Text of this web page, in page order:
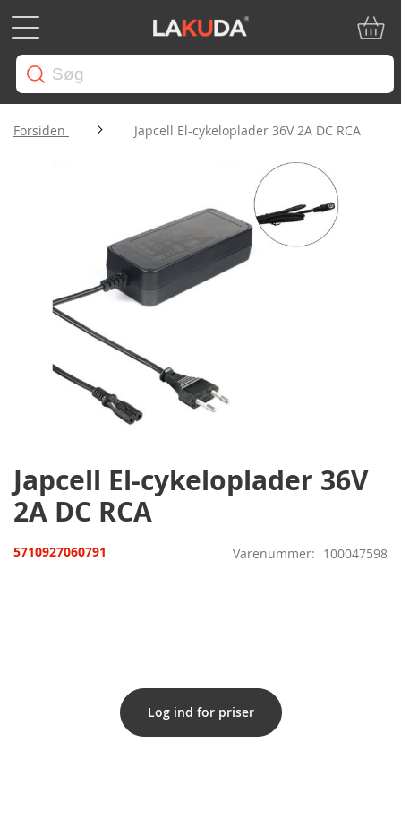
Forsiden Japcell El-cykeloplader 36V 2A DC RCA
Japcell El-cykeloplader 36V
2A DC RCA
5710927060791 Varenummer 100047598
Log ind for priser